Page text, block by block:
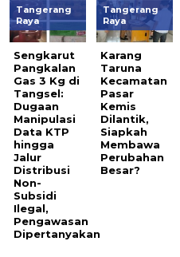
Tangerang
Raya
Sengkarut
Pangkalan
Gas 3 Kg di
Tangsel:
Dugaan
Manipulasi
Data KTP
hingga
Jalur
Distribusi
Non-
Subsidi
Ilegal,
Pengawasan
Dipertanyakan
Tangerang
Raya
Karang
Taruna
Kecamatan
Pasar
Kemis
Dilantik,
Siapkah
Membawa
Perubahan
Besar?